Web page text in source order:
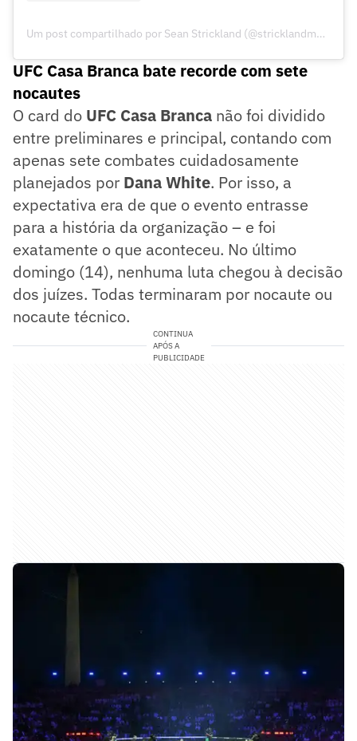
Um post compartilhado por Sean Strickland (@stricklandmma)
UFC Casa Branca bate recorde com sete
nocautes
O card do UFC Casa Branca não foi dividido
entre preliminares e principal, contando com
apenas sete combates cuidadosamente
planejados por Dana White. Por isso, a
expectativa era de que o evento entrasse
para a história da organização – e foi
exatamente o que aconteceu. No último
domingo (14), nenhuma luta chegou à decisão
dos juízes. Todas terminaram por nocaute ou
nocaute técnico.
CONTINUA
APÓS A
PUBLICIDADE